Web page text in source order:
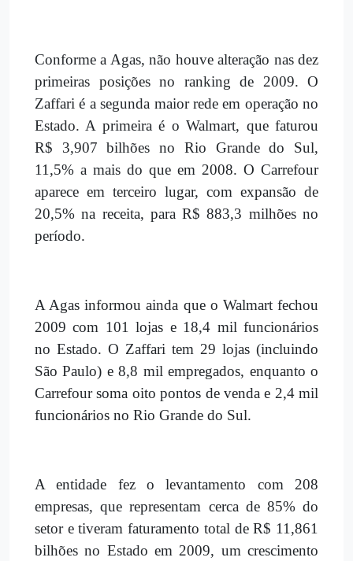
Conforme a Agas, não houve alteração nas dez
primeiras posições no ranking de 2009. O
Zaffari é a segunda maior rede em operação no
Estado. A primeira é o Walmart, que faturou
R$ 3,907 bilhões no Rio Grande do Sul,
11,5% a mais do que em 2008. O Carrefour
aparece em terceiro lugar, com expansão de
20,5% na receita, para R$ 883,3 milhões no
período.
A Agas informou ainda que o Walmart fechou
2009 com 101 lojas e 18,4 mil funcionários
no Estado. O Zaffari tem 29 lojas (incluindo
São Paulo) e 8,8 mil empregados, enquanto o
Carrefour soma oito pontos de venda e 2,4 mil
funcionários no Rio Grande do Sul.
A entidade fez o levantamento com 208
empresas, que representam cerca de 85% do
setor e tiveram faturamento total de R$ 11,861
bilhões no Estado em 2009, um crescimento